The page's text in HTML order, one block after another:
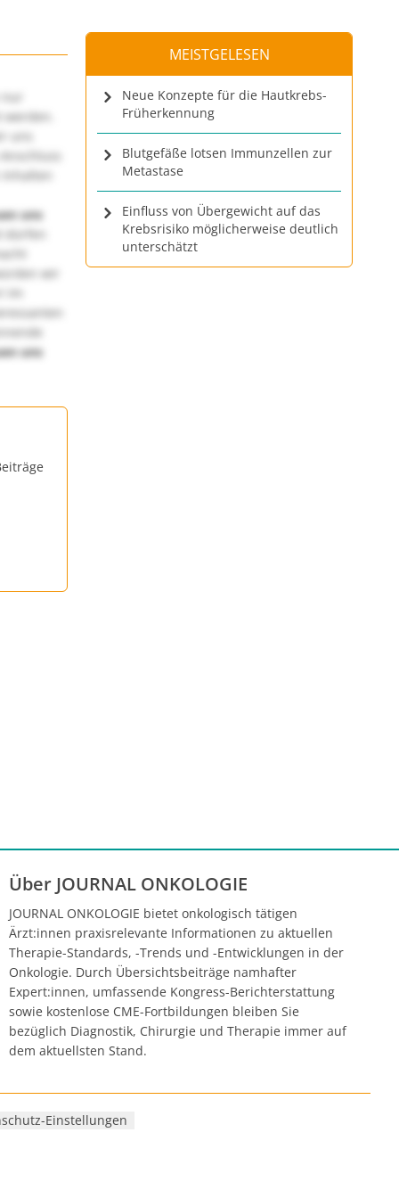
uns
uns
wir
Im
uns
MEISTGELESEN
Neue Konzepte für die Hautkrebs-
Früherkennung
Blutgefäße lotsen Immunzellen zur
Metastase
Einfluss von Übergewicht auf das
Krebsrisiko möglicherweise deutlich
unterschätzt
Über JOURNAL ONKOLOGIE
JOURNAL ONKOLOGIE bietet onkologisch tätigen
Ärzt:innen praxisrelevante Informationen zu aktuellen
Therapie-Standards, -Trends und -Entwicklungen in der
Onkologie. Durch Übersichtsbeiträge namhafter
Expert:innen, umfassende Kongress-Berichterstattung
sowie kostenlose CME-Fortbildungen bleiben Sie
bezüglich Diagnostik, Chirurgie und Therapie immer auf
dem aktuellsten Stand.
Einstellungen